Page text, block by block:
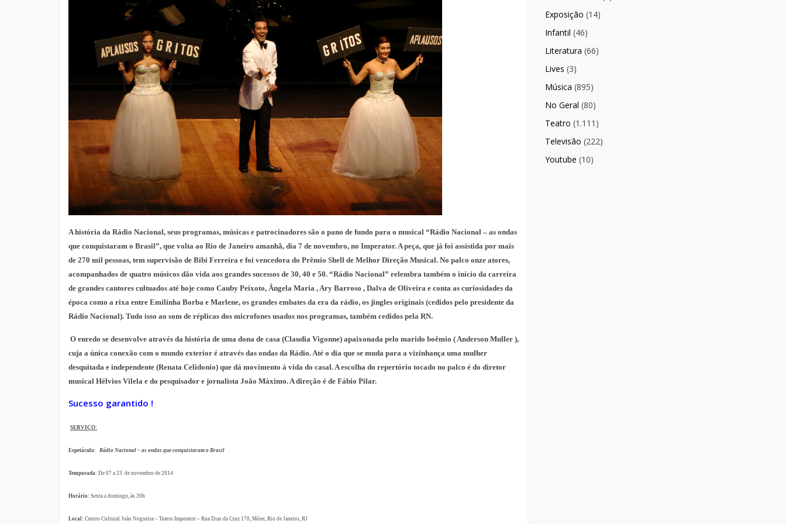
A história da Rádio Nacional, seus programas, músicas e patrocinadores são o pano de fundo para o musical “Rádio Nacional – as ondas
que conquistaram o Brasil”, que volta ao Rio de Janeiro amanhã, dia 7 de novembro, no Imperator. A peça, que já foi assistida por mais
de 270 mil pessoas, tem supervisão de Bibi Ferreira e foi vencedora do Prêmio Shell de Melhor Direção Musical. No palco onze atores,
acompanhados de quatro músicos dão vida aos grandes sucessos de 30, 40 e 50. “Rádio Nacional” relembra também o início da carreira
de grandes cantores cultuados até hoje como Cauby Peixoto, Ângela Maria , Ary Barroso , Dalva de Oliveira e conta as curiosidades da
época como a rixa entre Emilinha Borba e Marlene, os grandes embates da era da rádio, os jingles originais (cedidos pelo presidente da
Rádio Nacional). Tudo isso ao som de réplicas dos microfones usados nos programas, também cedidos pela RN.
O enredo se desenvolve através da história de uma dona de casa (Claudia Vigonne) apaixonada pelo marido boêmio ( Anderson Muller ),
cuja a única conexão com o mundo exterior é através das ondas da Rádio. Até o dia que se muda para a vizinhança uma mulher
desquitada e independente (Renata Celidonio) que dá movimento à vida do casal. A escolha do repertório tocado no palco é do diretor
musical Hélvios Vilela e do pesquisador e jornalista João Máximo. A direção é de Fábio Pilar.
Sucesso garantido !
SERVIÇO:
Espetáculo: Rádio Nacional – as ondas que conquistaram o Brasil
Temporada: De 07 a 23 de novembro de 2014
Horário: Sexta a domingo, às 20h
Local: Centro Cultural João Nogueira – Teatro Imperator – Rua Dias da Cruz 170, Méier, Rio de Janeiro, RJ
Exposição (14)
Infantil (46)
Literatura (66)
Lives (3)
Música (895)
No Geral (80)
Teatro (1.111)
Televisão (222)
Youtube (10)